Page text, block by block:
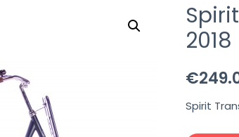
2018
€
Spirit